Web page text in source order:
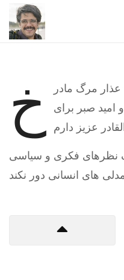
خ
عذار مرگ مادر
صبر برای
نظرهای فکری و سیاسی